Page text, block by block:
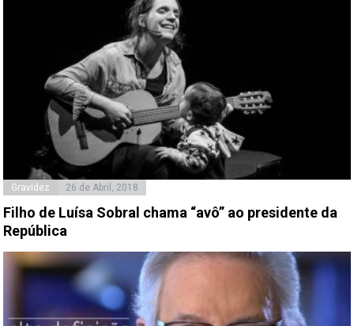
Gravidez 26 de Abril, 2018
Filho de Luísa Sobral chama “avô” ao presidente da
República